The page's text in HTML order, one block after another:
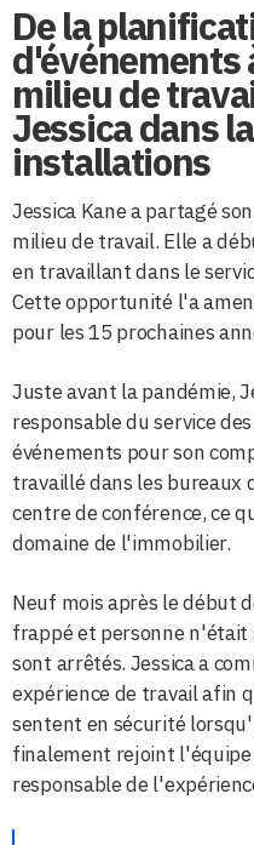
De la
d'événements
milieu de
Jessica dans
installations
Jessica Kane a partagé
milieu de travail. Elle a
en travaillant dans le
Cette opportunité l'a
pour les 15 prochaines
Juste avant la pandémie,
responsable du service
événements pour son
travaillé dans les bureaux
centre de conférence, ce
domaine de l'immobilier.
Neuf mois après le début
frappé et personne n'était
sont arrêtés. Jessica a
expérience de travail afin
sentent en sécurité
finalement rejoint
responsable de